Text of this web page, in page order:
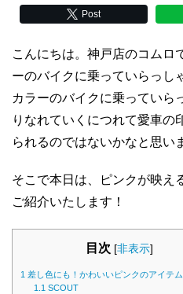
Post
こんにちは。神戸店のコムロ
ーのバイクに乗っていらっし
カラーのバイクに乗っていら
りなれていくにつれて愛車の
られるのではないかなと思い
そこで本日は、ピンクが映え
ご紹介いたします！
目次 [非表示]
1 差し色にも！かわいいピンクのアイテ
1.1 SCOUT